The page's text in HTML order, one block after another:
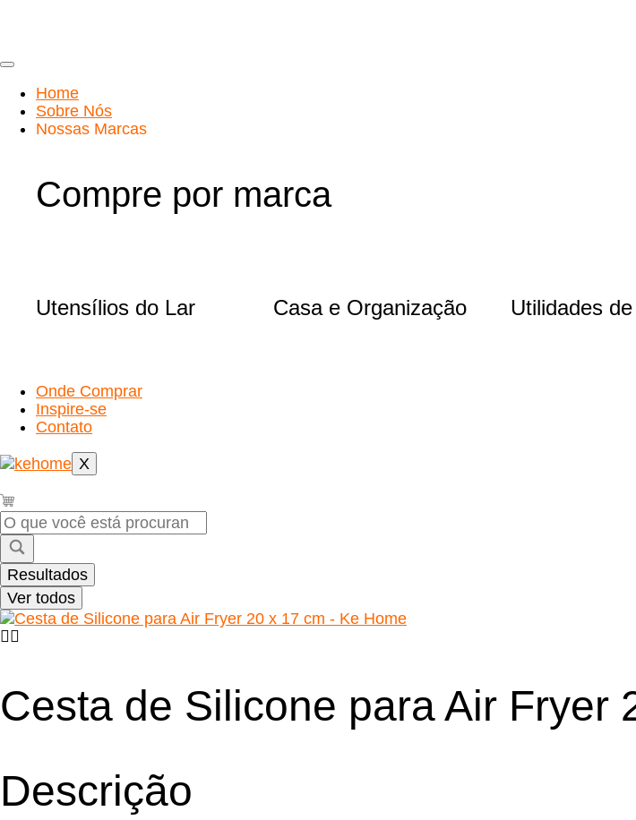
Home
Sobre Nós
Nossas Marcas
Compre por marca
Utensílios do Lar Casa e Organização Utilidades
Onde Comprar
Inspire-se
Contato
X
Pesquisar
...
Resultados
Ver todos
Cesta de Silicone para Air Fryer
Descrição